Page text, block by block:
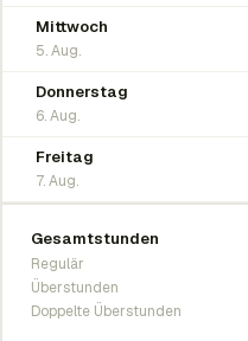
Mittwoch
5. Aug.
Donnerstag
6. Aug.
Freitag
7. Aug.
Gesamtstunden
Regulär
Überstunden
Doppelte Überstunden